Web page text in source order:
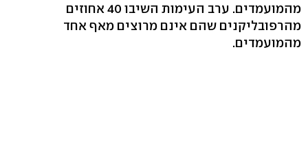
מהמועמדים. ערב העימות השיבו 40 אחוזים
מהרפובליקנים שהם אינם מרוצים מאף אחד
מהמועמדים.